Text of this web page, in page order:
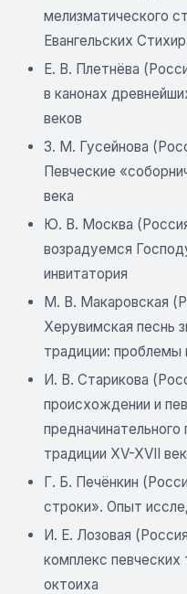
мелизматического
Евангельских Стихир
Е. В. Плетнёва
в канонах
веков
3. М. Гусейнова
Певческие
века
Ю. В. Москва
возрадуемся
инвитатория
М. В. Макаровская
Херувимская песнь
традиции: проблемы
И. В. Старикова
происхождении и
традиции XV-XVII
Г. Б. Печёнкин
строки». Опыт
И. Е. Лозовая
комплекс
октоиха